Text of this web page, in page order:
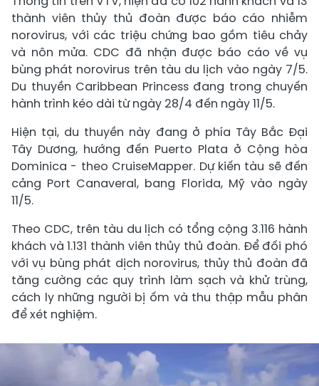
thành viên thủy thủ đoàn được báo cáo nhiễm
norovirus, với các triệu chứng bao gồm tiêu chảy
và nôn mửa. CDC đã nhận được báo cáo về vụ
bùng phát norovirus trên tàu du lịch vào ngày 7/5.
Du thuyền Caribbean Princess đang trong chuyến
hành trình kéo dài từ ngày 28/4 đến ngày 11/5.
Hiện tại, du thuyền này đang ở phía Tây Bắc Đại
Tây Dương, hướng đến Puerto Plata ở Cộng hòa
Dominica - theo CruiseMapper. Dự kiến tàu sẽ đến
cảng Port Canaveral, bang Florida, Mỹ vào ngày
11/5.
Theo CDC, trên tàu du lịch có tổng cộng 3.116 hành
khách và 1.131 thành viên thủy thủ đoàn. Để đối phó
với vụ bùng phát dịch norovirus, thủy thủ đoàn đã
tăng cường các quy trình làm sạch và khử trùng,
cách ly những người bị ốm và thu thập mẫu phân
để xét nghiệm.